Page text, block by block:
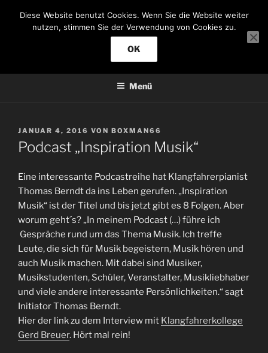
Inhalt
KLANGFAHRER
Menü
VERÖFFENTLICHT
AM
JANUAR 4, 2016 VON BOXMAN66
Podcast „Inspiration Musik“
Eine interessante Podcastreihe hat Klangfahrerpianist
Thomas Berndt da ins Leben gerufen. „Inspiration
Musik“ ist der Titel und bis jetzt gibt es 8 Folgen. Aber
worum geht´s? „In meinem Podcast (…) führe ich
Gespräche rund um das Thema Musik. Ich treffe
Leute, die sich für Musik begeistern, Musik hören und
auch Musik machen. Mit dabei sind Musiker,
Musikstudenten, Schüler, Veranstalter, Musikliebhaber
und viele andere interessante Persönlichkeiten.“ sagt
Initiator Thomas Berndt.
Hier der link zu dem Interview mit Klangfahrerkollege
Gerd Breuer. Hört mal rein!
Diese Website benutzt Cookies. Wenn Sie die Website weiter
nutzen, stimmen Sie der Verwendung von Cookies zu.
OK